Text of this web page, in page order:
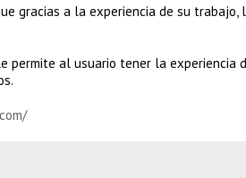
gracias a la experiencia de su
al usuario tener la experiencia